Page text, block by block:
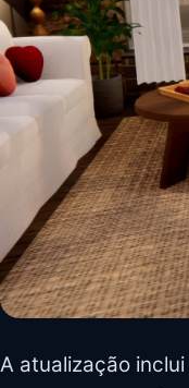
A atualização